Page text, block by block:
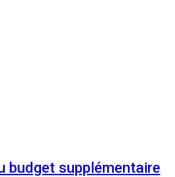
budget supplémentaire